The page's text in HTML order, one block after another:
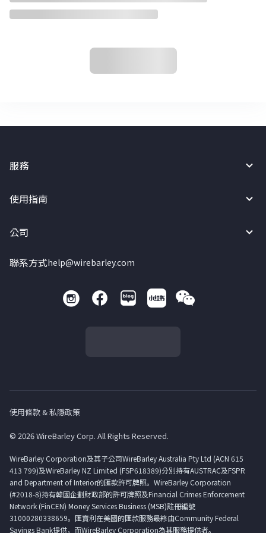
服務
使用指南
公司
聯系方式help@wirebarley.com
使用條款 & 私隱政策
© 2026 WireBarley Corp. All Rights Reserved.
WireBarley Corporation及其子公司WireBarley Australia Pty Ltd (ACN 615
413 799)及WireBarley NZ Limited (FSP618389)分別持有AUSTRAC及FSPR
and Department of Interior的匯款許可牌照。WireBarley Corporation
(#2018-8)持有韓國企劃財政部的許可牌照及Financial Crimes Enforcement
Network (FinCEN) Money Services Business (MSB)註冊編號
31000280338659。匯寶利在美國的匯款服務最終由Community Federal
Savings Bank提供，而WireBarley Corporation為其服務提供者。